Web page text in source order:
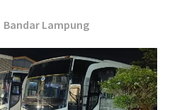
Bandar Lampung